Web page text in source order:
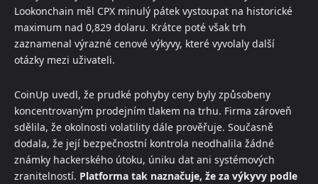
Lookonchain měl CPX minulý pátek vystoupat na historické
maximum nad 0,829 dolaru. Krátce poté však trh
zaznamenal výrazné cenové výkyvy, které vyvolaly další
otázky mezi uživateli.
CoinUp uvedl, že prudké pohyby ceny byly způsobeny
koncentrovaným prodejním tlakem na trhu. Firma zároveň
sdělila, že okolnosti volatility dále prověřuje. Současně
dodala, že její bezpečnostní kontrola neodhalila žádné
známky hackerského útoku, úniku dat ani systémových
zranitelností. Platforma tak naznačuje, že za výkyvy podle